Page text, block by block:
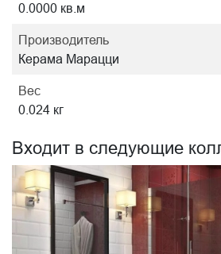
0.0000 кв.м
Производитель
Керама Марацци
Вес
0.024 кг
Входит в следующие